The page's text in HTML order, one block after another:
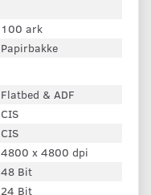
100 ark
Papirbakke
Flatbed & ADF
CIS
CIS
4800 x 4800 dpi
48 Bit
24 Bit